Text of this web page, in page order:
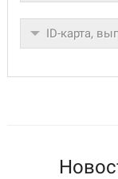
ID-карта,